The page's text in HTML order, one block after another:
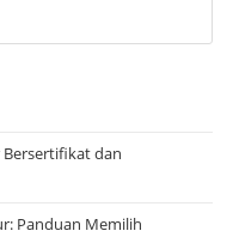
dan
Panduan Memilih